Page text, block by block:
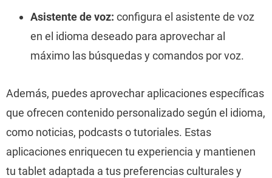
Asistente de voz: configura el asistente de voz
en el idioma deseado para aprovechar al
máximo las búsquedas y comandos por voz.
Además, puedes aprovechar aplicaciones específicas
que ofrecen contenido personalizado según el idioma,
como noticias, podcasts o tutoriales. Estas
aplicaciones enriquecen tu experiencia y mantienen
tu tablet adaptada a tus preferencias culturales y